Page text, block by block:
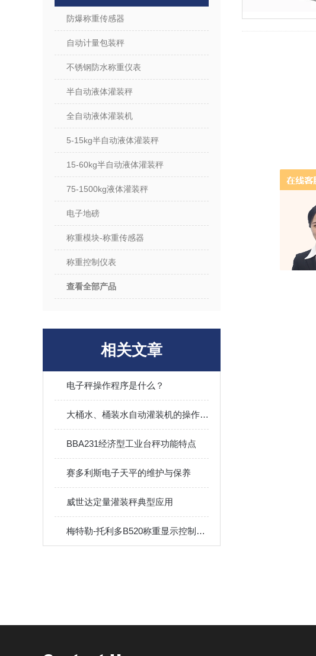
防爆称重传感器
自动计量包装秤
不锈钢防水称重仪表
半自动液体灌装秤
全自动液体灌装机
5-15kg半自动液体灌装秤
15-60kg半自动液体灌装秤
75-1500kg液体灌装秤
电子地磅
称重模块-称重传感器
称重控制仪表
查看全部产品
相关文章
电子秤操作程序是什么？
大桶水、桶装水自动灌装机的操作规范及维修保养
BBA231经济型工业台秤功能特点
赛多利斯电子天平的维护与保养
威世达定量灌装秤典型应用
梅特勒-托利多B520称重显示控制器的特点和利益